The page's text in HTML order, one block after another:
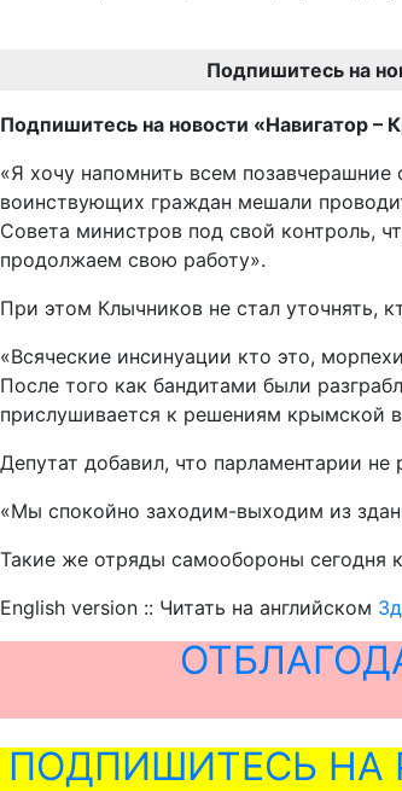
Подпишитесь на
Подпишитесь на новости «Навигатор –
«Я хочу напомнить всем
воинствующих граждан мешали
Совета министров под свой контроль,
продолжаем свою работу».
При этом Клычников не стал уточнять,
«Всяческие инсинуации кто это,
После того как бандитами были
прислушивается к решениям крымской
Депутат добавил, что парламентарии не
«Мы спокойно заходим-выходим из
Такие же отряды самообороны сегодня
English version :: Читать на английском
ПОДПИШИТЕСЬ НА